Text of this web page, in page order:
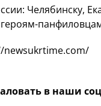
Челябинску,
в наши